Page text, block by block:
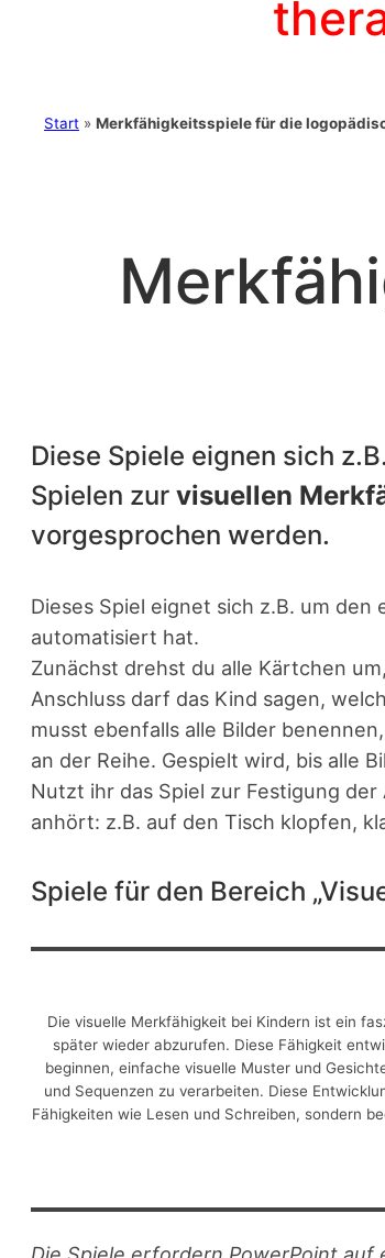
Start » Merkfähigkeitsspiele für die
Diese Spiele eignen sich
Spielen zur visuellen
vorgesprochen werden.
Dieses Spiel eignet sich z.B. um
automatisiert hat.
Zunächst drehst du alle Kärtchen
Anschluss darf das Kind sagen,
musst ebenfalls alle Bilder
an der Reihe. Gespielt wird, bis alle
Nutzt ihr das Spiel zur Festigung
anhört: z.B. auf den Tisch klopfen,
Spiele für den Bereich
Die visuelle Merkfähigkeit bei Kindern ist ein
später wieder abzurufen. Diese Fähigkeit
beginnen, einfache visuelle Muster und
und Sequenzen zu verarbeiten. Diese
Fähigkeiten wie Lesen und Schreiben, sondern